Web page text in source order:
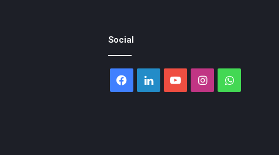
Social
Facebook
LinkedinYouTubeInstagramWhatsApp